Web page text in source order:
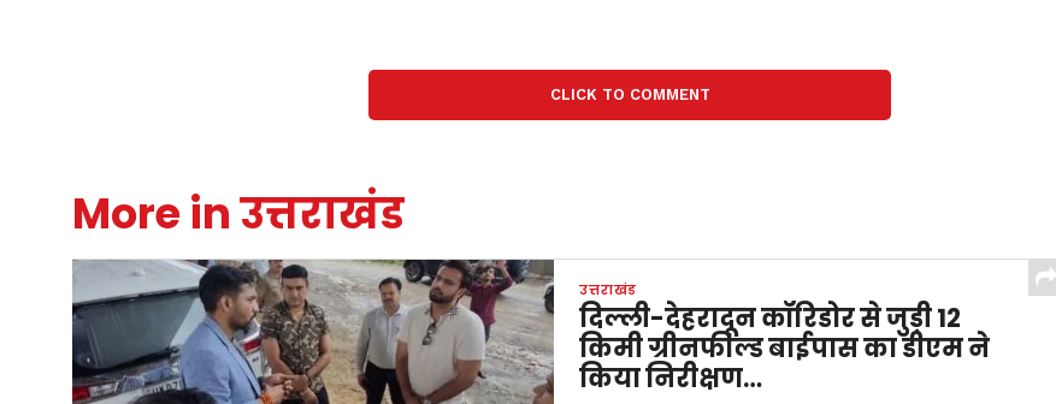
CLICK TO COMMENT
More in उत्तराखंड
उत्तराखंड
दिल्ली-देहरादून कॉरिडोर से जुड़ी 12
किमी ग्रीनफील्ड बाईपास का डीएम ने
किया निरीक्षण…